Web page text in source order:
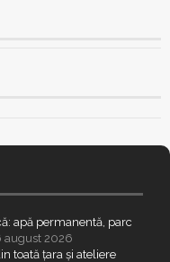
apă permanentă, parc
august 2026
toată țara și ateliere